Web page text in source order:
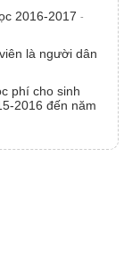
2016-2017 -
là người dân
phí cho sinh
2016 đến năm